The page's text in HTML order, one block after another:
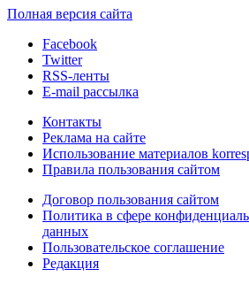
Полная версия сайта
Facebook
Twitter
RSS-ленты
E-mail рассылка
Контакты
Реклама на сайте
Использование материалов
Правила пользования сайтом
Договор пользования сайтом
Политика в сфере
данных
Пользовательское соглашение
Редакция